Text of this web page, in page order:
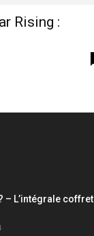
Rising :
– L’intégrale coffret